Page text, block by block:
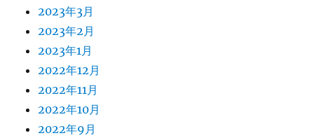
2023年3月
2023年2月
2023年1月
2022年12月
2022年11月
2022年10月
2022年9月